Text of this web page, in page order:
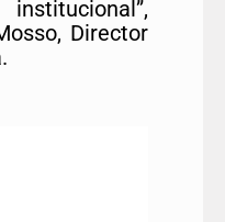
Director